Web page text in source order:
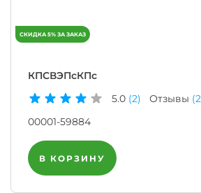
КПСВЭПсКПс
5.0 (2) Отзывы
00001-59884
В КОРЗИНУ